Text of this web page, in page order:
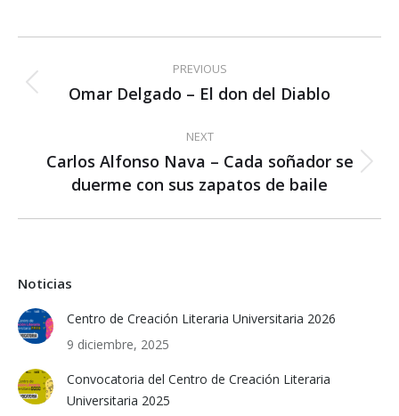
navigation
PREVIOUS
Previous
Omar Delgado – El don del Diablo
NEXT
Next
post:
Carlos Alfonso Nava – Cada soñador se
duerme con sus zapatos de baile
Noticias
Centro de Creación Literaria Universitaria 2026
9 diciembre, 2025
Convocatoria del Centro de Creación Literaria
Universitaria 2025